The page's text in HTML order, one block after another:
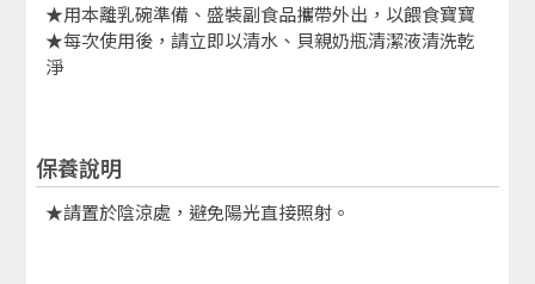
★用本離乳碗準備、盛裝副食品攜帶外出，以餵食寶寶
★每次使用後，請立即以清水、貝親奶瓶清潔液清洗乾
淨
保養說明
★請置於陰涼處，避免陽光直接照射。